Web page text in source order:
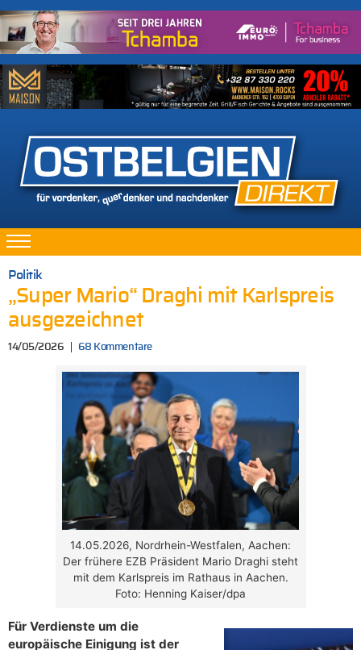
Politik
„Super Mario“ Draghi mit Karlspreis
ausgezeichnet
14/05/2026 68 Kommentare
14.05.2026, Nordrhein-Westfalen, Aachen:
Der frühere EZB Präsident Mario Draghi steht
mit dem Karlspreis im Rathaus in Aachen.
Foto: Henning Kaiser/dpa
Für Verdienste um die
europäische Einigung ist der